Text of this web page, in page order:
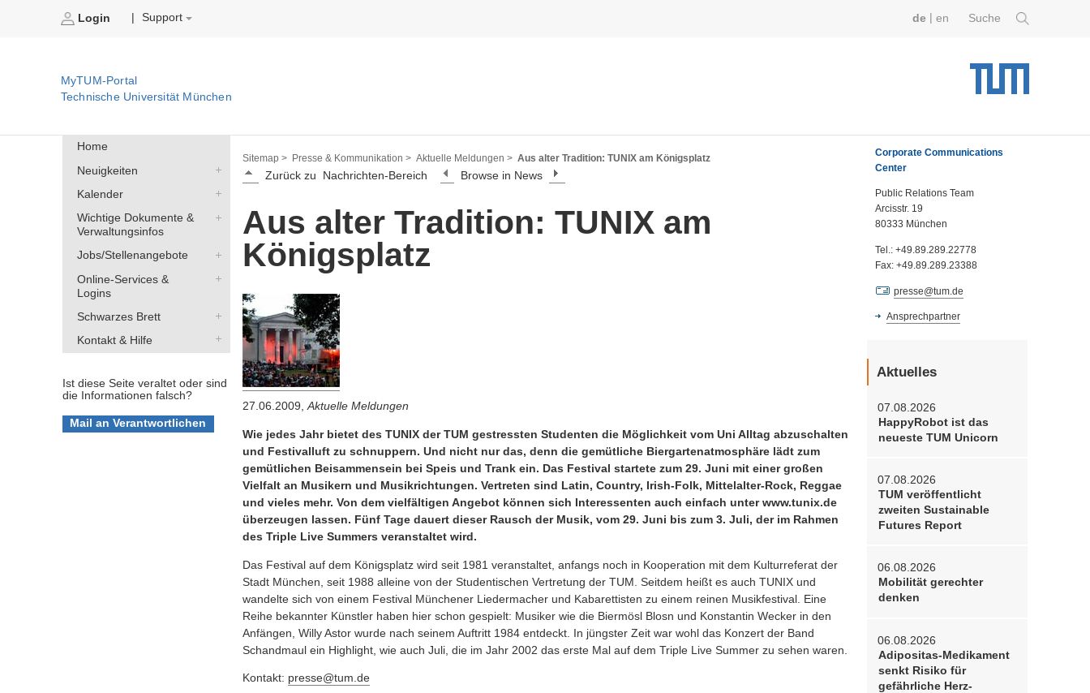
Login Support Suche
de en
MyTUM-Portal
Technische Universität München
Home
Neuigkeiten
Kalender
Wichtige Dokumente &
Verwaltungsinfos
Jobs/Stellenangebote
Online-Services &
Logins
Schwarzes Brett
Kontakt & Hilfe
Ist diese Seite veraltet oder sind
die Informationen falsch?
Sitemap > Presse & Kommunikation > Aktuelle Meldungen > Aus alter Tradition: TUNIX am Königsplatz
Zurück zu Nachrichten-Bereich Browse in News
Aus alter Tradition: TUNIX am
Königsplatz
27.06.2009,Aktuelle Meldungen
Wie jedes Jahr bietet des TUNIX der TUM gestressten Studenten die Möglichkeit vom Uni Alltag abzuschalten
und Festivalluft zu schnuppern. Und nicht nur das, denn die gemütliche Biergartenatmosphäre lädt zum
gemütlichen Beisammensein bei Speis und Trank ein. Das Festival startete zum 29. Juni mit einer großen
Vielfalt an Musikern und Musikrichtungen. Vertreten sind Latin, Country, Irish-Folk, Mittelalter-Rock, Reggae
und vieles mehr. Von dem vielfältigen Angebot können sich Interessenten auch einfach unter www.tunix.de
überzeugen lassen. Fünf Tage dauert dieser Rausch der Musik, vom 29. Juni bis zum 3. Juli, der im Rahmen
des Triple Live Summers veranstaltet wird.
Das Festival auf dem Königsplatz wird seit 1981 veranstaltet, anfangs noch in Kooperation mit dem Kulturreferat der
Stadt München, seit 1988 alleine von der Studentischen Vertretung der TUM. Seitdem heißt es auch TUNIX und
wandelte sich von einem Festival Münchener Liedermacher und Kabarettisten zu einem reinen Musikfestival. Eine
Reihe bekannter Künstler haben hier schon gespielt: Musiker wie die Biermösl Blosn und Konstantin Wecker in den
Anfängen, Willy Astor wurde nach seinem Auftritt 1984 entdeckt. In jüngster Zeit war wohl das Konzert der Band
Schandmaul ein Highlight, wie auch Juli, die im Jahr 2002 das erste Mal auf dem Triple Live Summer zu sehen waren.
Kontakt: presse@tum.de
Corporate Communications
Center
Public Relations Team
Arcisstr. 19
80333 München
Tel.: +49.89.289.22778
Fax: +49.89.289.23388
presse@tum.de
Ansprechpartner
Aktuelles
07.08.2026
HappyRobot ist das
neueste TUM Unicorn
07.08.2026
TUM veröffentlicht
zweiten Sustainable
Futures Report
06.08.2026
Mobilität gerechter
denken
06.08.2026
Adipositas-Medikament
senkt Risiko für
gefährliche Herz-